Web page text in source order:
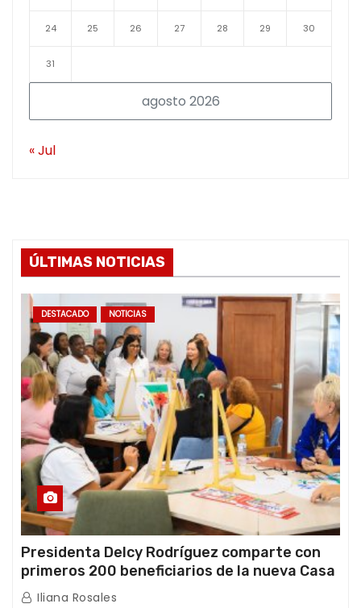
agosto 2026
24 25 26 27 28 29 30
31
« Jul
ÚLTIMAS NOTICIAS
DESTACADO NOTICIAS
Presidenta Delcy Rodríguez comparte con
primeros 200 beneficiarios de la nueva Casa
de los Abuelos “La Primavera” en Caracas
Iliana Rosales